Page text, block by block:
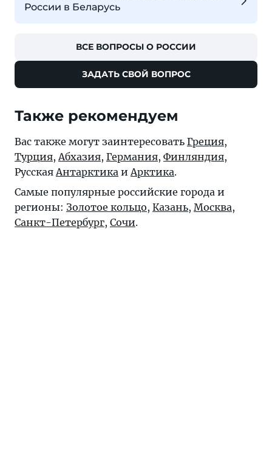
России в Беларусь
ВСЕ ВОПРОСЫ О РОССИИ
ЗАДАТЬ СВОЙ ВОПРОС
Также рекомендуем
Вас также могут заинтересовать Греция,
Турция, Абхазия, Германия, Финляндия,
Русская Антарктика и Арктика.
Самые популярные российские города и
регионы: Золотое кольцо, Казань, Москва,
Санкт-Петербург, Сочи.